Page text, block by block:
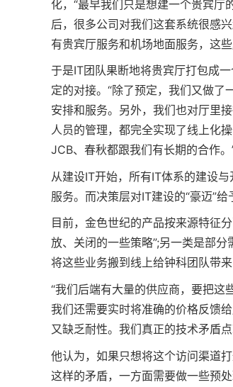
化，“最早我们只是想建一个贵宾厅
后，很多公司对我们这套系统很感
有贵宾厅服务和机场地面服务，这
于是IT团队果断地将贵宾厅打包成
定的对接。“除了预定，我们又做
安排和服务。另外，我们也对厅里
人员的管理，都完全实现了线上化
JCB、春秋都跟我们有长期的合作。
从建设IT开始，所有IT体系的建设
服务。而决策层对IT建设的“豪迈”
目前，金色世纪的产品按来源特征
放、关闭的一些策略”;另一类是部
将这些业务搬到线上给钟科团队带
“我们后端有大量的供应商，要把这
我们还需要实时将准确的价格反馈
又缺乏耐性。我们真正的技术矛盾
他认为，如果只想将这个访问渠道
这样的矛盾，一方面需要做一些预